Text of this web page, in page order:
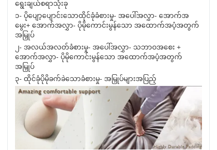
ရွေးချယ်စရာသုံးခု
၁- ပိုပျော့ပျောင်းသောထိုင်ခုံခံစားမှု- အပေါ်အလွှာ- အောက်အ
မွေး+ အောက်အလွှာ- ပိုမိုကောင်းမွန်သော အထောက်အပံ့အတွက်
အမြှုပ်
၂- အလယ်အလတ်ခံစားမှု- အပေါ်အလွှာ- သဘာဝအစေး +
အောက်အလွှာ- ပိုမိုကောင်းမွန်သော အထောက်အပံ့အတွက်
အမြှုပ်
၃- ထိုင်ခုံပိုမိုခက်ခဲသောခံစားမှု- အမြှုပ်များအပြည့်